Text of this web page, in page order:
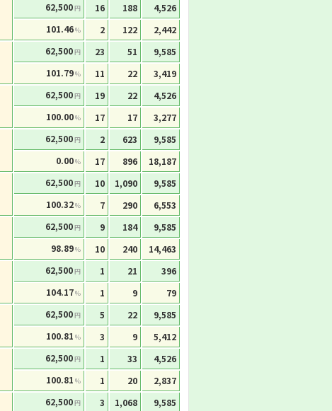
62,500円 16 188
4,526
101.46% 2 122
2,442
62,500円 23 51
9,585
101.79% 11 22
3,419
62,500円 19 22
4,526
100.00% 17 17
3,277
62,500円 2 623
9,585
0.00% 17 896
18,187
62,500円 10 1,090
9,585
100.32% 7 290
6,553
62,500円 9 184
9,585
98.89% 10 240
14,463
62,500円 1 21
396
104.17% 1 9
79
62,500円 5 22
9,585
100.81 % 3 9
5,412
62,500円 1 33
4,526
100.81 % 1 20
2,837
62,500円 3 1,068
9,585